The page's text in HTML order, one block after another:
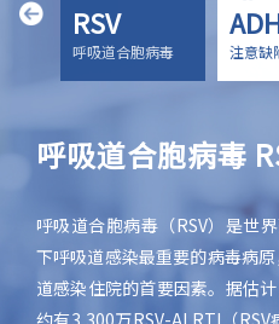
RSV
呼吸道合胞病毒 注意缺
呼吸道合胞病毒
呼吸道合胞病毒（RSV）是世
下呼吸道感染最重要的病毒病
道感染住院的首要因素。据估
约有3,300万RSV-ALRTI（
注意缺陷多动障碍
注意缺陷多动障碍（ADHD）
碍，起病于童年期，影响可延
水平不相称的注意缺陷和（或
ADHD患病率约为7.2%，中国
特发性肺纤维化
特发性肺纤维化（IPF）是一
肺炎的特殊表现形式。于2018
病目录》指定特发性肺纤维化
2015年到2022年，全球IPF的
慢性阻塞性肺病
慢性阻塞性肺病（COPD）是
症性肺部疾病，它包括肺气肿
例。临床症状常见有呼吸困难
COPD患者是心脏病、肺癌以